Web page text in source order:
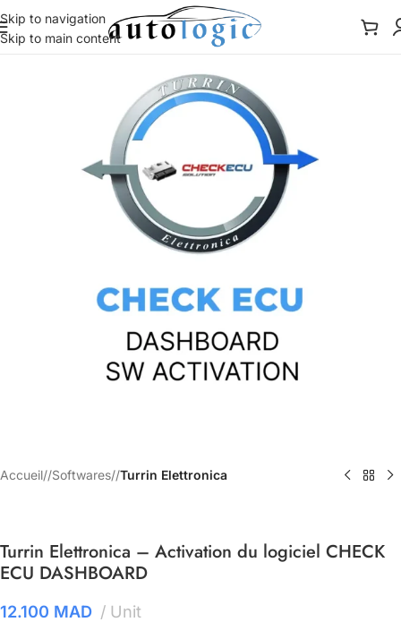
Skip to navigation
Skip to main content
Accueil/ Softwares/ Turrin Elettronica
Turrin Elettronica – Activation du logiciel CHECK
ECU DASHBOARD
12.100 MAD Unit